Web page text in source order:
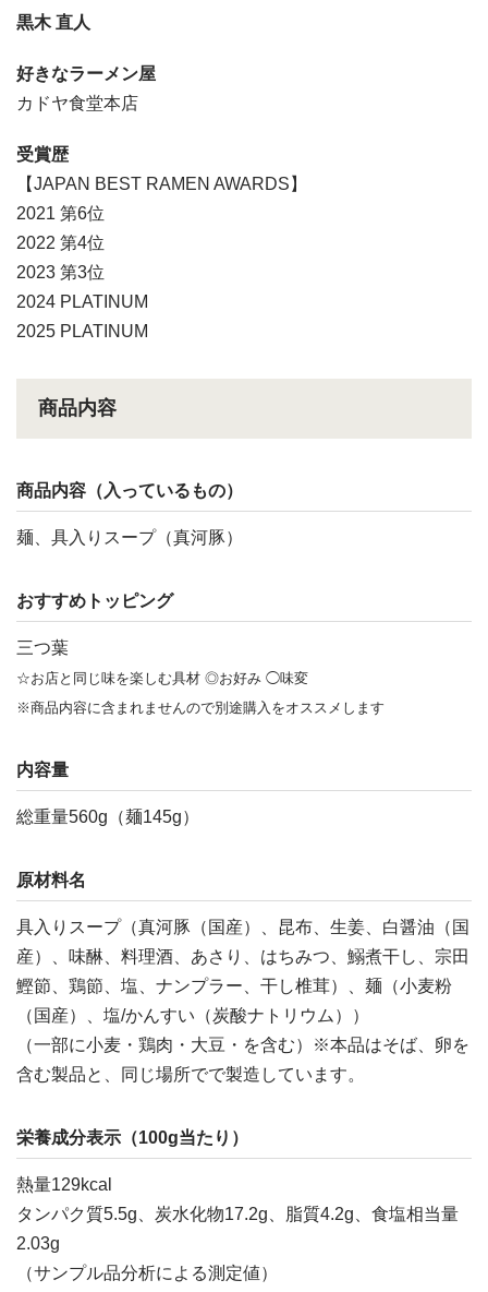
黒木 直人
好きなラーメン屋
カドヤ食堂本店
受賞歴
【JAPAN BEST RAMEN AWARDS】
2021 第6位
2022 第4位
2023 第3位
2024 PLATINUM
2025 PLATINUM
商品内容
商品内容（入っているもの）
麺、具入りスープ（真河豚）
おすすめトッピング
三つ葉
☆お店と同じ味を楽しむ具材 ◎お好み ◯味変
※商品内容に含まれませんので別途購入をオススメします
内容量
総重量560g（麺145g）
原材料名
具入りスープ（真河豚（国産）、昆布、生姜、白醤油（国
産）、味醂、料理酒、あさり、はちみつ、鰯煮干し、宗田
鰹節、鶏節、塩、ナンプラー、干し椎茸）、麺（小麦粉
（国産）、塩/かんすい（炭酸ナトリウム））
（一部に小麦・鶏肉・大豆・を含む）※本品はそば、卵を
含む製品と、同じ場所でで製造しています。
栄養成分表示（100g当たり）
熱量129kcal
タンパク質5.5g、炭水化物17.2g、脂質4.2g、食塩相当量
2.03g
（サンプル品分析による測定値）